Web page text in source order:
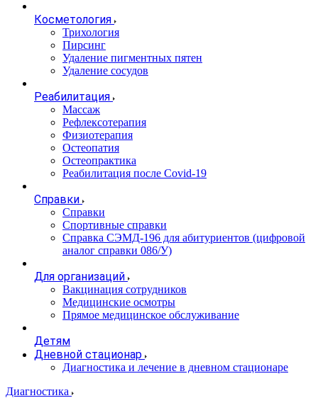
Косметология
Трихология
Пирсинг
Удаление пигментных пятен
Удаление сосудов
Реабилитация
Массаж
Рефлексотерапия
Физиотерапия
Остеопатия
Остеопрактика
Реабилитация после Covid-19
Справки
Справки
Спортивные справки
Справка СЭМД‑196 для абитуриентов (цифровой
аналог справки 086/У)
Для организаций
Вакцинация сотрудников
Медицинские осмотры
Прямое медицинское обслуживание
Детям
Дневной стационар
Диагностика и лечение в дневном стационаре
Диагностика